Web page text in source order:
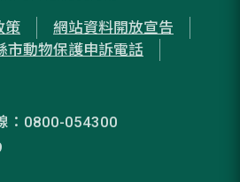
策
網站資料開放宣告
市動物保護申訴電話
：0800-054300